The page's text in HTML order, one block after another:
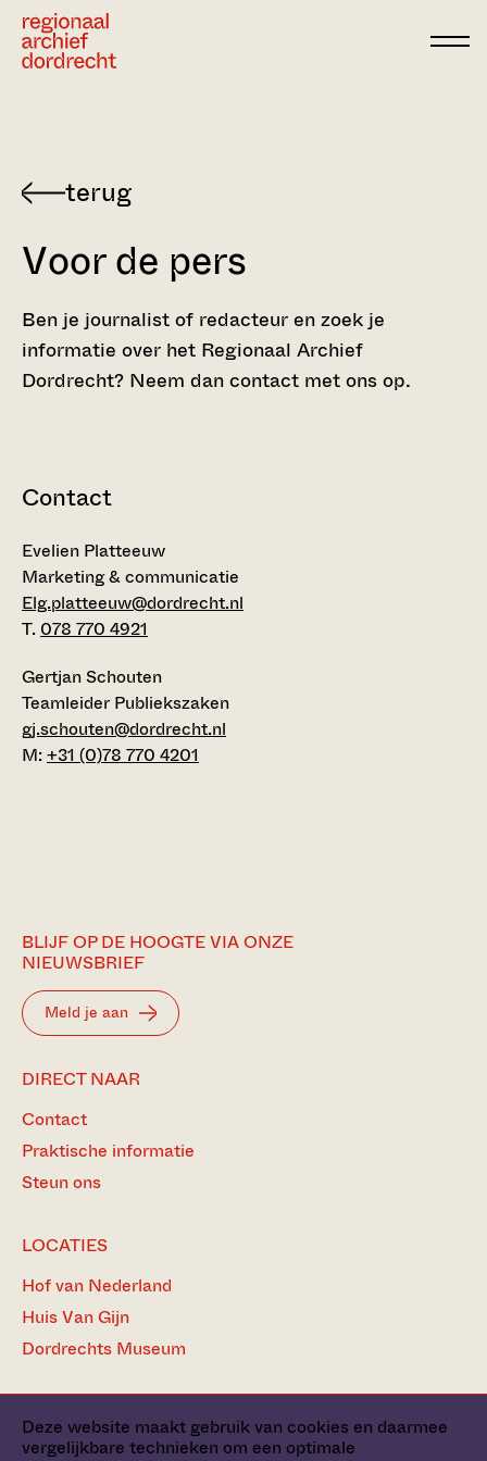
Deze website maakt gebruik van cookies en daarmee
vergelijkbare technieken om een optimale
Voor de pers
Ben je journalist of redacteur en zoek je
informatie over het Regionaal Archief
Dordrecht? Neem dan contact met ons op.
Contact
Evelien Platteeuw
Marketing & communicatie
Elg.platteeuw@dordrecht.nl
T. 078 770 4921
Gertjan Schouten
Teamleider Publiekszaken
gj.schouten@dordrecht.nl
M:+31 (0)78 770 4201
BLIJF OP DE HOOGTE VIA ONZE
NIEUWSBRIEF
Meld je aan
DIRECT NAAR
Contact
Praktische informatie
Steun ons
LOCATIES
Hof van Nederland
Huis Van Gijn
Dordrechts Museum
Pers